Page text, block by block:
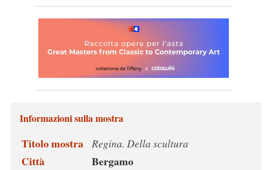
Informazioni sulla mostra
Titolo mostra Regina. Della scultura
Città
Bergamo